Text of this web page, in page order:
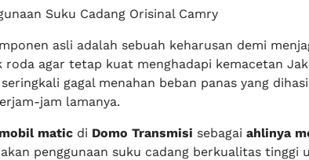
Suku Cadang Orisinal Camry
asli adalah sebuah keharusan demi
roda agar tetap kuat menghadapi kemacetan
gagal menahan beban panas yang
jam lamanya.
maticdi Domo Transmisi sebagai ahlinya
penggunaan suku cadang berkualitas tinggi